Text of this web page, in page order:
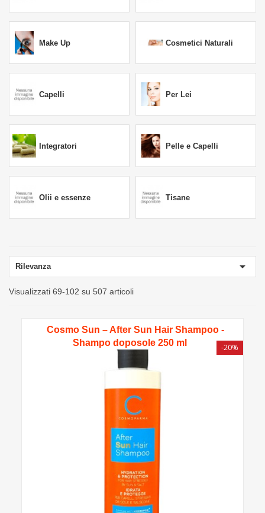
Make Up Cosmetici Naturali
Capelli Per Lei
Integratori Pelle e Capelli
Olii e essenze Tisane
Rilevanza 
Visualizzati 69-102 su 507 articoli
Cosmo Sun – After Sun Hair Shampoo -
Shampo doposole 250 ml
-20%